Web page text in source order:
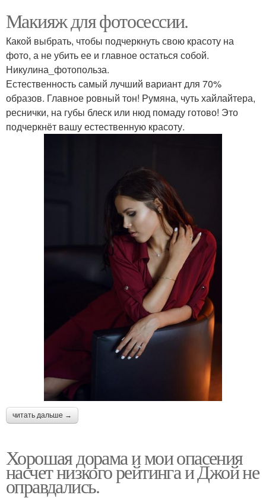
Макияж для фотосессии.
Какой выбрать, чтобы подчеркнуть свою красоту на
фото, а не убить ее и главное остаться собой.
Никулина_фотопольза.
Естественность самый лучший вариант для 70%
образов. Главное ровный тон! Румяна, чуть хайлайтера,
реснички, на губы блеск или нюд помаду готово! Это
подчеркнёт вашу естественную красоту.
читать дальше →
Хорошая дорама и мои опасения
насчет низкого рейтинга и Джой не
оправдались.